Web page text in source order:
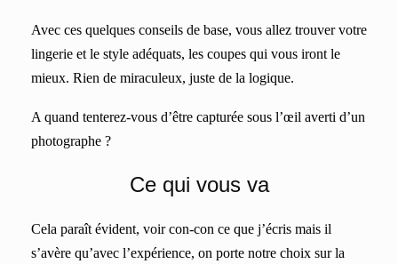
Avec ces quelques conseils de base, vous allez trouver votre
lingerie et le style adéquats, les coupes qui vous iront le
mieux. Rien de miraculeux, juste de la logique.
A quand tenterez-vous d’être capturée sous l’œil averti d’un
photographe ?
Ce qui vous va
Cela paraît évident, voir con-con ce que j’écris mais il
s’avère qu’avec l’expérience, on porte notre choix sur la